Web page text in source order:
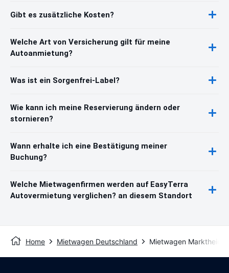
Gibt es zusätzliche Kosten?
Welche Art von Versicherung gilt für meine
Autoanmietung?
Was ist ein Sorgenfrei-Label?
Wie kann ich meine Reservierung ändern oder
stornieren?
Wann erhalte ich eine Bestätigung meiner
Buchung?
Welche Mietwagenfirmen werden auf EasyTerra
Autovermietung verglichen? an diesem Standort
Home Mietwagen Deutschland Mietwagen